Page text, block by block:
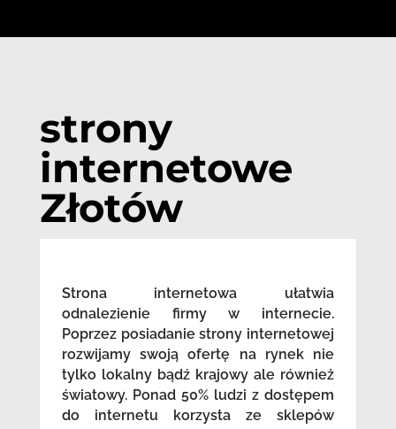
strony
internetowe
Złotów
Strona internetowa ułatwia
odnalezienie firmy w internecie.
Poprzez posiadanie strony internetowej
rozwijamy swoją ofertę na rynek nie
tylko lokalny bądź krajowy ale również
światowy. Ponad 50% ludzi z dostępem
do internetu korzysta ze sklepów